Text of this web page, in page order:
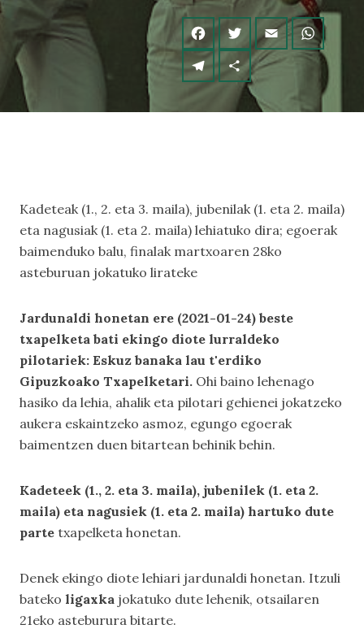
Kadeteak (1., 2. eta 3. maila), jubenilak (1. eta 2. maila)
eta nagusiak (1. eta 2. maila) lehiatuko dira; egoerak
baimenduko balu, finalak martxoaren 28ko
asteburuan jokatuko lirateke
Jardunaldi honetan ere (2021-01-24) beste
txapelketa bati ekingo diote lurraldeko
pilotariek: Eskuz banaka lau t'erdiko
Gipuzkoako Txapelketari. Ohi baino lehenago
hasiko da lehia, ahalik eta pilotari gehienei jokatzeko
aukera eskaintzeko asmoz, egungo egoerak
baimentzen duen bitartean behinik behin.
Kadeteek (1., 2. eta 3. maila), jubenilek (1. eta 2.
maila) eta nagusiek (1. eta 2. maila) hartuko dute
parte txapelketa honetan.
Denek ekingo diote lehiari jardunaldi honetan. Itzuli
bateko ligaxka jokatuko dute lehenik, otsailaren
21eko asteburura bitarte.